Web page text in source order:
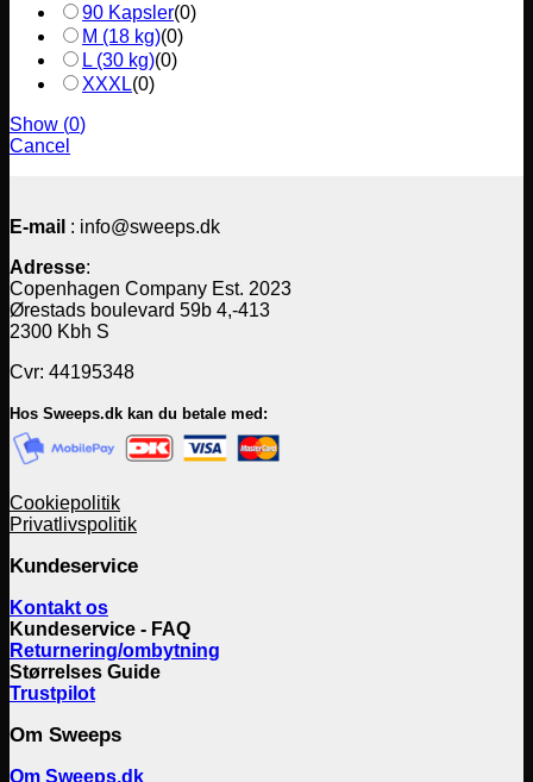
90 Kapsler(0)
M (18 kg)(0)
L (30 kg)(0)
XXXL(0)
Show (0)
Cancel
E-mail : info@sweeps.dk
Adresse:
Copenhagen Company Est. 2023
Ørestads boulevard 59b 4,-413
2300 Kbh S
Cvr: 44195348
Hos Sweeps.dk kan du betale med:
Cookiepolitik
Privatlivspolitik
Kundeservice
Kontakt os
Kundeservice - FAQ
Returnering/ombytning
Størrelses Guide
Trustpilot
Om Sweeps
Om Sweeps.dk